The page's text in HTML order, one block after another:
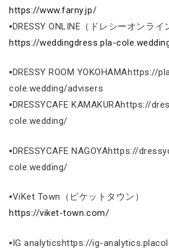
https://www.farny.jp/
▪DRESSY ONLINE（ドレシーオンライ
https://weddingdress.pla-
▪DRESSY ROOM YOKOHAMAhttps://
cole.wedding/advisers
▪DRESSYCAFE KAMAKURAhttps://
cole.wedding/
▪DRESSYCAFE NAGOYAhttps://
cole.wedding/
▪ViKet Town（ビケットタウン）
https://viket-town.com/
▪IG analyticshttps://ig-